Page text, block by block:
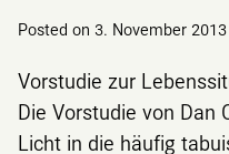
Posted on 3. November 2013
Vorstudie zur
Die Vorstudie von Dan
Licht in die häufig